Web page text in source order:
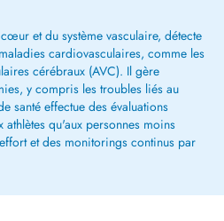
et du système vasculaire, détecte
cardiovasculaires, comme les
cérébraux (AVC). Il gère
y compris les troubles liés au
santé effectue des évaluations
athlètes qu'aux personnes moins
et des monitorings continus par